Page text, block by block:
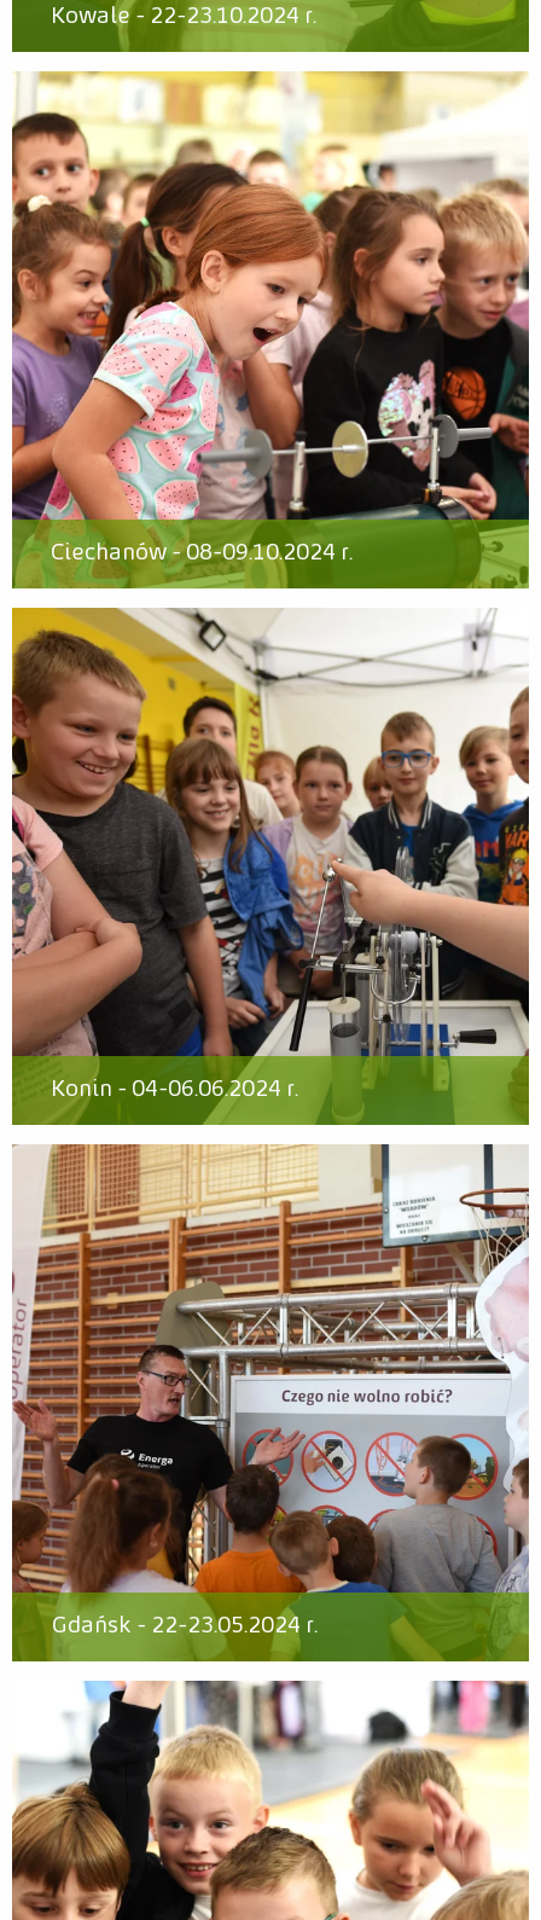
Kowale - 22-23.10.2024 r.
Ciechanów - 08-09.10.2024 r.
Konin - 04-06.06.2024 r.
Gdańsk - 22-23.05.2024 r.